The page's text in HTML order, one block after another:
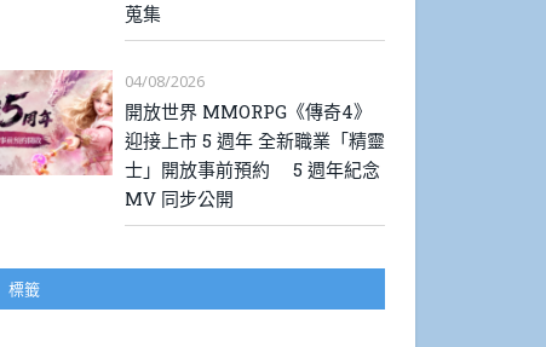
蒐集
04/08/2026
開放世界 MMORPG《傳奇4》
迎接上市 5 週年 全新職業「精靈
士」開放事前預約 5 週年紀念
MV 同步公開
標籤